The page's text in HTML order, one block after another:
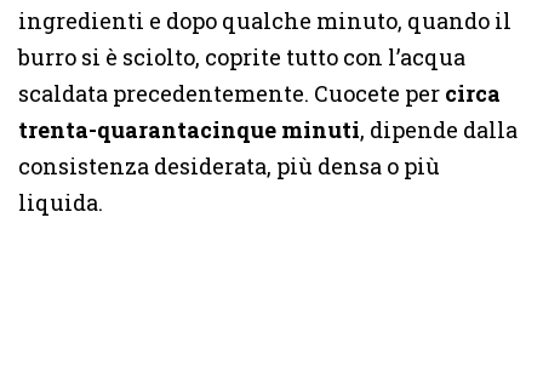
ingredienti e dopo qualche minuto, quando il
burro si è sciolto, coprite tutto con l’acqua
scaldata precedentemente. Cuocete per circa
trenta-quarantacinque minuti, dipende dalla
consistenza desiderata, più densa o più
liquida.